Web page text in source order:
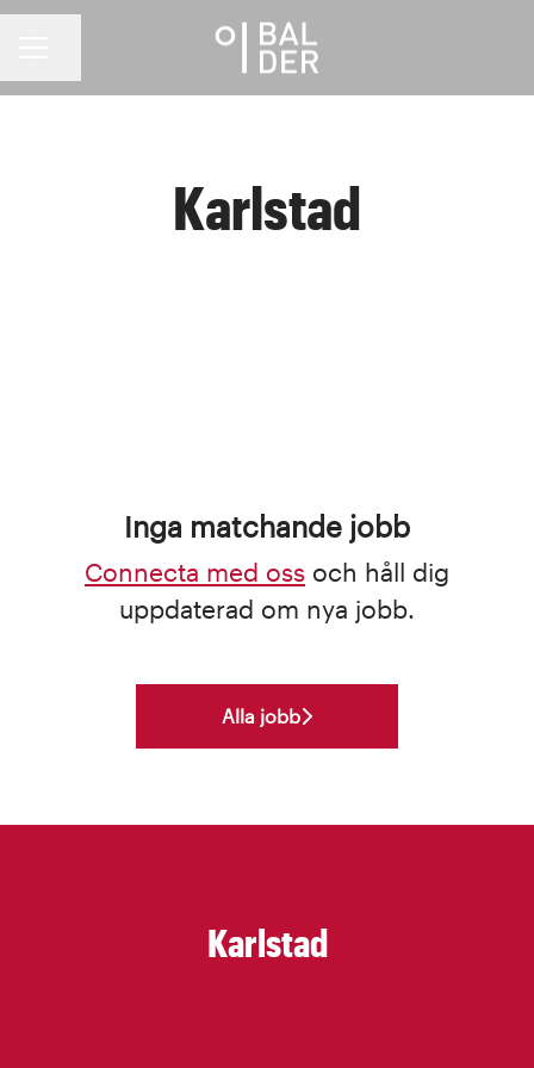
Karlstad
Inga matchande jobb
Connecta med oss och håll dig
uppdaterad om nya jobb.
Alla jobb
Karlstad